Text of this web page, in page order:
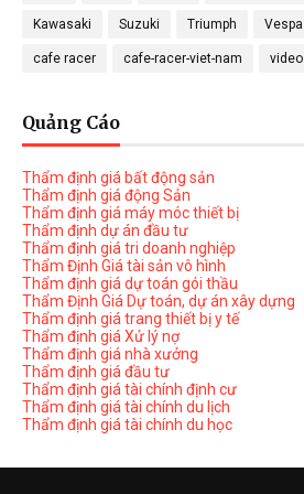
Kawasaki Suzuki Triumph Vespa
cafe racer cafe-racer-viet-nam video
Quảng Cáo
Thẩm định giá bất động sản
Thẩm định giá động Sản
Thẩm định giá máy móc thiết bị
Thẩm định dự án đầu tư
Thẩm định giá tri doanh nghiệp
Thẩm Định Giá tài sản vô hình
Thẩm định giá dự toán gói thầu
Thẩm Định Giá Dự toán, dự án xây dựng
Thẩm định giá trang thiết bị y tế
Thẩm định giá Xử lý nợ
Thẩm định giá nhà xưởng
Thẩm định giá đầu tư
Thẩm định giá tài chính định cư
Thẩm định giá tài chính du lịch
Thẩm định giá tài chính du học